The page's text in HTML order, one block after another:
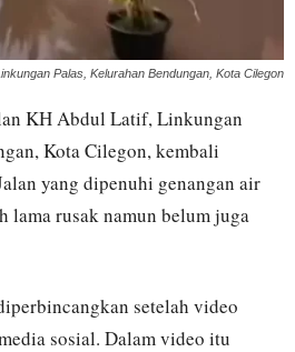
Palas, Kelurahan Bendungan, Kota Cilegon
KH Abdul Latif, Linkungan
Kota Cilegon, kembali
yang dipenuhi genangan air
lama rusak namun belum juga
setelah video
sosial. Dalam video itu